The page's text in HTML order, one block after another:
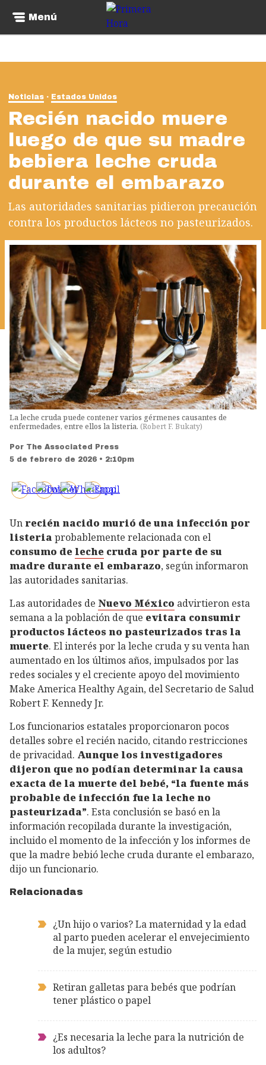
Menú
Noticias Estados Unidos
Recién nacido muere
luego de que su madre
bebiera leche cruda
durante el embarazo
Las autoridades sanitarias pidieron precaución
contra los productos lácteos no pasteurizados.
La leche cruda puede contener varios gérmenes causantes de
enfermedades, entre ellos la listeria. (Robert F. Bukaty)
Por The Associated Press
5 de febrero de 2026 • 2:10pm
Un recién nacido murió de una infección por
listeria probablemente relacionada con el
consumo de leche cruda por parte de su
madre durante el embarazo, según informaron
las autoridades sanitarias.
Las autoridades de Nuevo México advirtieron esta
semana a la población de que evitara consumir
productos lácteos no pasteurizados tras la
muerte. El interés por la leche cruda y su venta han
aumentado en los últimos años, impulsados por las
redes sociales y el creciente apoyo del movimiento
Make America Healthy Again, del Secretario de Salud
Robert F. Kennedy Jr.
Los funcionarios estatales proporcionaron pocos
detalles sobre el recién nacido, citando restricciones
de privacidad. Aunque los investigadores
dijeron que no podían determinar la causa
exacta de la muerte del bebé, “la fuente más
probable de infección fue la leche no
pasteurizada”. Esta conclusión se basó en la
información recopilada durante la investigación,
incluido el momento de la infección y los informes de
que la madre bebió leche cruda durante el embarazo,
dijo un funcionario.
Relacionadas
¿Un hijo o varios? La maternidad y la edad
al parto pueden acelerar el envejecimiento
de la mujer, según estudio
Retiran galletas para bebés que podrían
tener plástico o papel
¿Es necesaria la leche para la nutrición de
los adultos?